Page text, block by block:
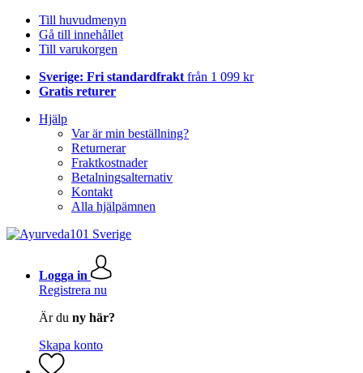
Till huvudmenyn
Gå till innehållet
Till varukorgen
Sverige: Fri standardfrakt från 1 099 kr
Gratis returer
Hjälp
Var är min beställning?
Returnerar
Fraktkostnader
Betalningsalternativ
Kontakt
Alla hjälpämnen
Logga in
Registrera nu
Är du ny här?
Skapa konto